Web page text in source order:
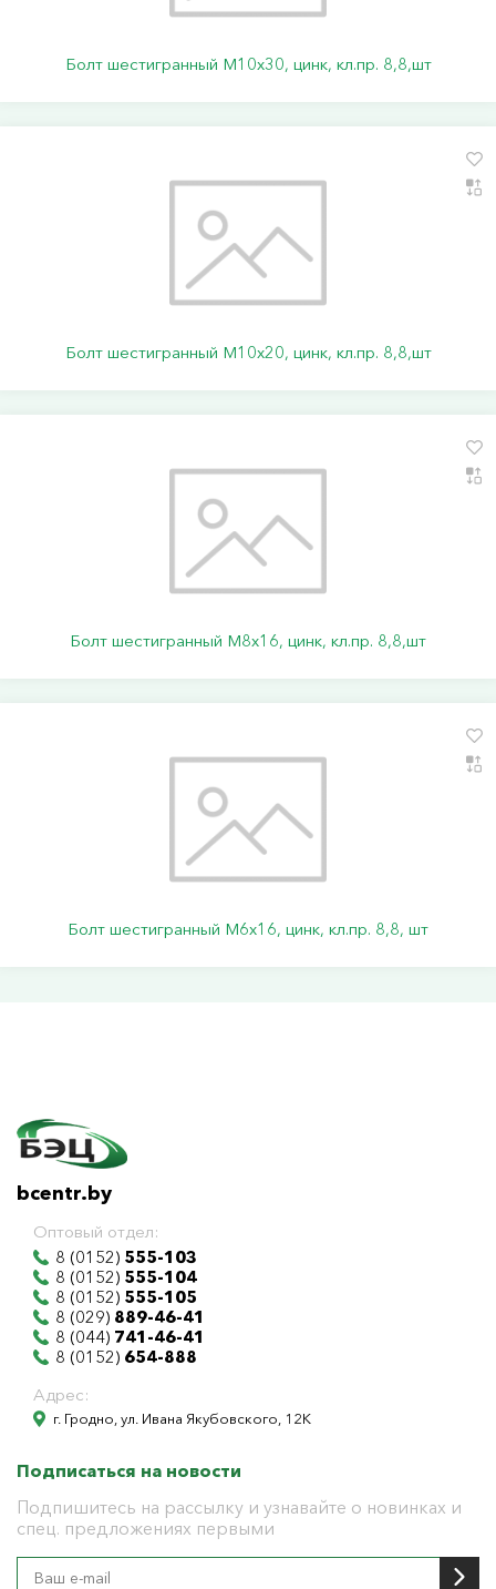
Болт шестигранный М10х30, цинк, кл.пр. 8,8,шт
Болт шестигранный М10х20, цинк, кл.пр. 8,8,шт
Болт шестигранный М8х16, цинк, кл.пр. 8,8,шт
Болт шестигранный М6х16, цинк, кл.пр. 8,8, шт
bcentr.by
Оптовый отдел:
8 (0152) 555-103
8 (0152) 555-104
8 (0152) 555-105
8 (029) 889-46-41
8 (044) 741-46-41
8 (0152) 654-888
Адрес:
г. Гродно, ул. Ивана Якубовского, 12К
Подписаться на новости
Подпишитесь на рассылку и узнавайте о новинках и
спец. предложениях первыми